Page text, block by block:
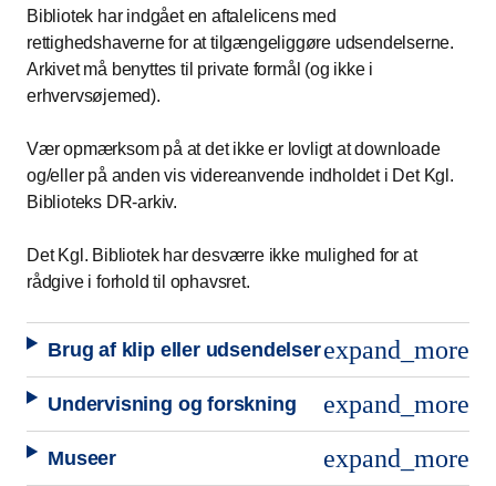
Bibliotek har indgået en aftalelicens med
rettighedshaverne for at tilgængeliggøre udsendelserne.
Arkivet må benyttes til private formål (og ikke i
erhvervsøjemed).
Vær opmærksom på at det ikke er lovligt at downloade
og/eller på anden vis videreanvende indholdet i Det Kgl.
Biblioteks DR-arkiv.
Det Kgl. Bibliotek har desværre ikke mulighed for at
rådgive i forhold til ophavsret.
Brug af klip eller udsendelserexpand_more
Undervisning og forskning expand_more
Museer expand_more